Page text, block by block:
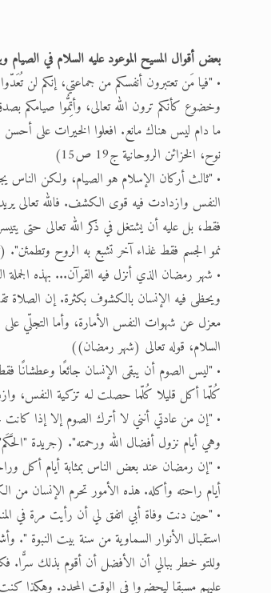
بعض أقوال المسيح الموعود عليه السلام في الصيام
• "فيا مَن تعتبرون أنفسكم من جماعتي، إنكم لن
وخضوع كأنكم ترون الله تعالى، وأتِمُّوا صيامكم
ما دام ليس هناك مانع. افعلوا الخيرات على
نوح، الخزائن الروحانية ج19 ص15)
• "ثالث أركان الإسلام هو الصيام، ولكن
النفس وازدادت فيه قوى الكشف. فالله تعالى
فقط، بل عليه أن يشتغل في ذكر الله تعالى حتى
نمو الجسم فقط غذاء آخر تشبع به الروح وتطمئن".
• شهر رمضان الذي أنزل فيه القرآن... بهذه
ويحظى فيه الإنسان بالكشوف بكثرة. إن الصلاة
معزل عن شهوات النفس الأمارة، وأما التجلّي
السلام، قوله تعالى (شهر رمضان))
• "ليس الصوم أن يبقى الإنسان جائعًا وعطشانًا
كُلّما أكل قليلا كُلّما حصلت لـه تزكية النفس،
• "إن من عادتي أنني لا أترك الصوم إلا إذا كانت
وهي أيام نزول أفضال الله ورحمته". (جريدة "الحَكَم" 24 يناير 1901م ص
• "إن رمضان عند بعض الناس بمثابة أيام أكل
أيام راحته وأكله. هذه الأمور تحرم الإنسان من
• "حين دنت وفاة أبي اتفق لي أن رأيت مرة في
استقبال الأنوار السماوية من سنة بيت النبوة ".
وللتو خطر ببالي أن الأفضل أن أقوم بذلك
عليهم مسبقا ليحضروا في الوقت المحدد. وهكذا